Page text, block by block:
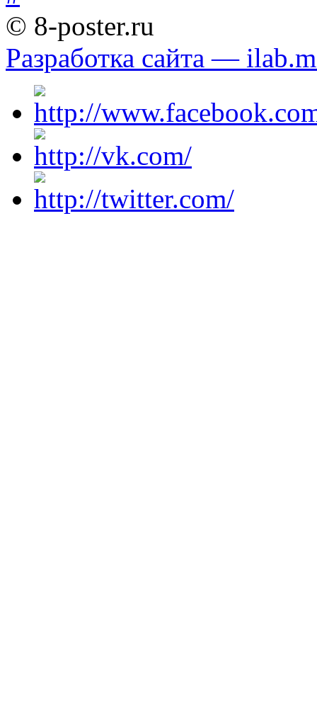
© 8-poster.ru
Разработка сайта —